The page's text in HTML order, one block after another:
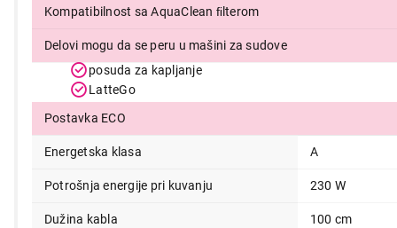
Kompatibilnost sa AquaClean ﬁlterom
Delovi mogu da se peru u mašini za sudove
posuda za kapljanje
LatteGo
Postavka ECO
Energetska klasa A
Potrošnja energije pri kuvanju 230 W
Dužina kabla 100 cm